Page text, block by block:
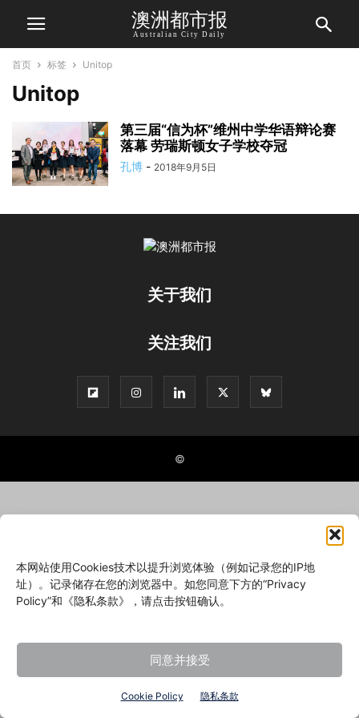
本网站使用Cookies技术以提升浏览体验（例如记录您的IP地
址）。记录储存在您的浏览器中。如您同意下方的“Privacy
Policy”和《隐私条款》，请点击按钮确认。
同意并接受
Cookie Policy 隐私条款
澳洲都市报
Australian City Daily
首页 标签 Unitop
Unitop
第三届“信为杯”维州中学华语辩论赛
落幕 劳瑞斯顿女子学校夺冠
孔博 - 2018年9月5日
关于我们
关注我们
©